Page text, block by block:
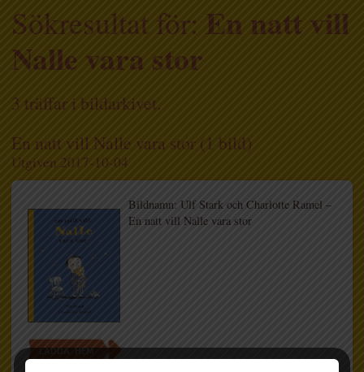
Sökresultat för: En natt vill
Nalle vara stor
3 träffar i bildarkivet.
En natt vill Nalle vara stor (1 bild)
Utgiven 2017-10-04
LADDA HEM
Bildnamn: Ulf Stark och Charlotte Ramel –
En natt vill Nalle vara stor